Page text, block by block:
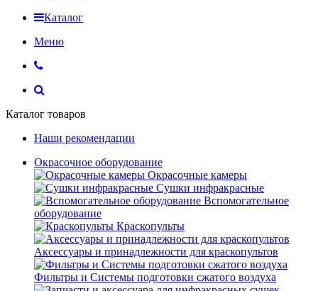
Каталог
Меню
Каталог товаров
Наши рекомендации
Окрасочное оборудование
Окрасочные камеры
Сушки инфракрасные
Вспомогательное
оборудование
Краскопульты
Аксессуары и принадлежности для краскопультов
Фильтры и Системы подготовки сжатого воздуха